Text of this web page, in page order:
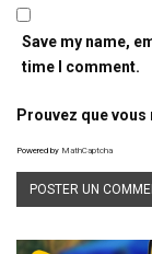
Save my name,
time I comment.
Prouvez que vous
Powered by MathCaptcha